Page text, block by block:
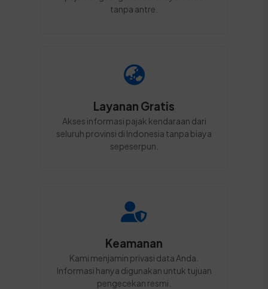
tanpa antre.
Layanan Gratis
Akses informasi pajak kendaraan dari
seluruh provinsi di Indonesia tanpa biaya
sepeserpun.
Keamanan
Kami menjamin privasi data Anda.
Informasi hanya digunakan untuk tujuan
pengecekan resmi.